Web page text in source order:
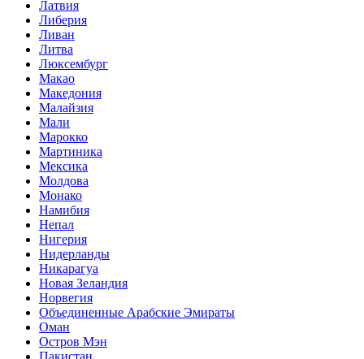
Латвия
Либерия
Ливан
Литва
Люксембург
Макао
Македония
Малайзия
Мали
Марокко
Мартиника
Мексика
Молдова
Монако
Намибия
Непал
Нигерия
Нидерланды
Никарагуа
Новая Зеландия
Норвегия
Объединенные Арабские Эмираты
Оман
Остров Мэн
Пакистан